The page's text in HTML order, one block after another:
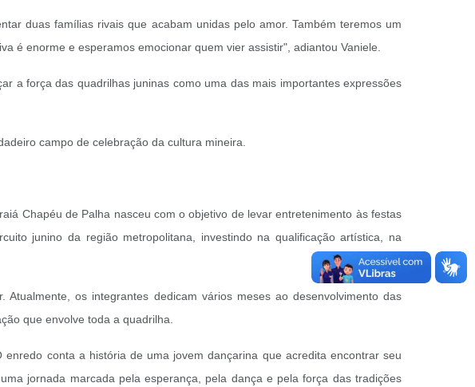
duas famílias rivais que acabam unidas pelo amor. Também teremos um
é enorme e esperamos emocionar quem vier assistir", adiantou Vaniele.
a força das quadrilhas juninas como uma das mais importantes expressões
campo de celebração da cultura mineira.
Chapéu de Palha nasceu com o objetivo de levar entretenimento às festas
junino da região metropolitana, investindo na qualificação artística, na
os integrantes dedicam vários meses ao desenvolvimento das
que envolve toda a quadrilha.
conta a história de uma jovem dançarina que acredita encontrar seu
jornada marcada pela esperança, pela dança e pela força das tradições